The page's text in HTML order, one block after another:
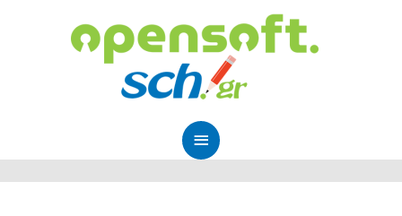
περιεχόμενο
Μενού